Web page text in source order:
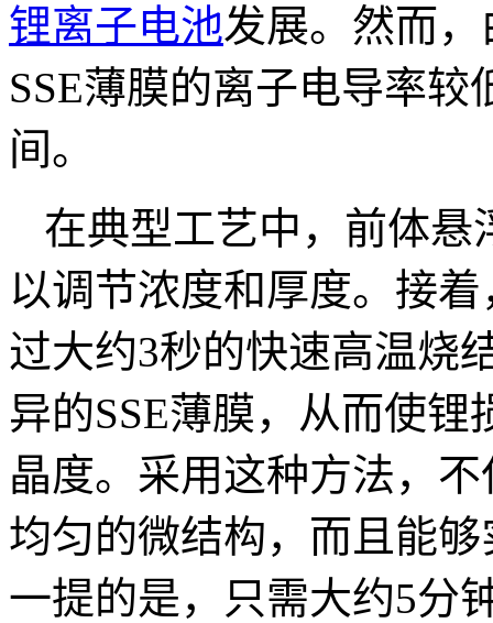
锂离子电池发展。然而
SSE薄膜的离子电导率较
间。
在典型工艺中，前体悬
以调节浓度和厚度。接
过大约3秒的快速高温烧
异的SSE薄膜，从而使
晶度。采用这种方法，
均匀的微结构，而且能
一提的是，只需大约5分